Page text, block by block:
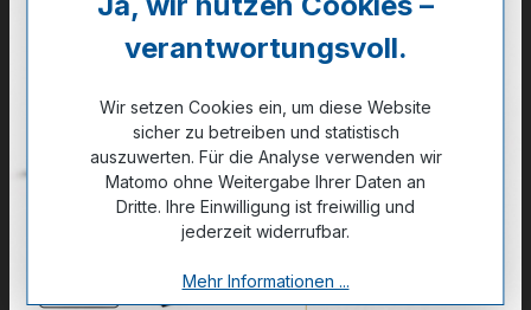
✔ Auf Lager
Noch kein Kunde?Registrieren Sie sich jetzt.
verantwortungsvoll.
Wir setzen Cookies ein, um diese Website
sicher zu betreiben und statistisch
auszuwerten. Für die Analyse verwenden wir
Matomo ohne Weitergabe Ihrer Daten an
Dritte. Ihre Einwilligung ist freiwillig und
jederzeit widerrufbar.
Mehr Informationen ...